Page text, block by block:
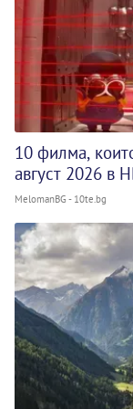
10 филма,
август 2026 в
MelomanBG - 10te.bg